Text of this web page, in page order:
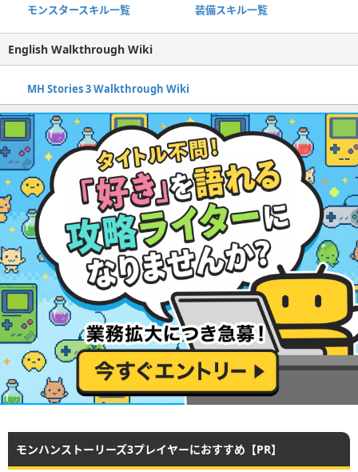
モンスタースキル一覧 装備スキル一覧
English Walkthrough Wiki
MH Stories 3 Walkthrough Wiki
モンハンストーリーズ3プレイヤーにおすすめ【PR】